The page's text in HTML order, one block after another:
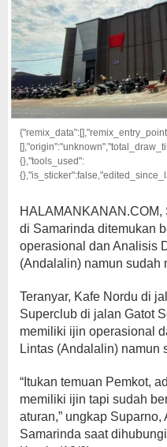
{},"tools_used":
di Samarinda ditemukan
operasional dan Analisis
(Andalalin) namun sudah
Teranyar, Kafe Nordu di
Superclub di jalan Gatot
memiliki ijin operasional
Lintas (Andalalin) namun
“Itukan temuan Pemkot,
memiliki ijin tapi sudah
aturan,” ungkap
Samarinda saat